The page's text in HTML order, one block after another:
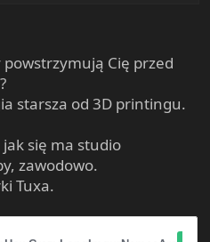
Cię przed
starsza od 3D printingu.
się ma studio
zawodowo.
Tuxa.